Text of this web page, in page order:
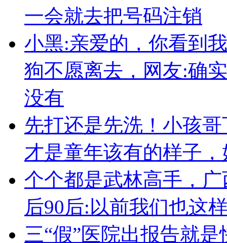
一会就去把号码注销
小黑:亲爱的，你看到
狗不愿离去，网友:确
没有
先打还是先洗！小孩
才是童年该有的样子
个个都是武林高手，
后90后:以前我们也这
三“假”医院出报告就